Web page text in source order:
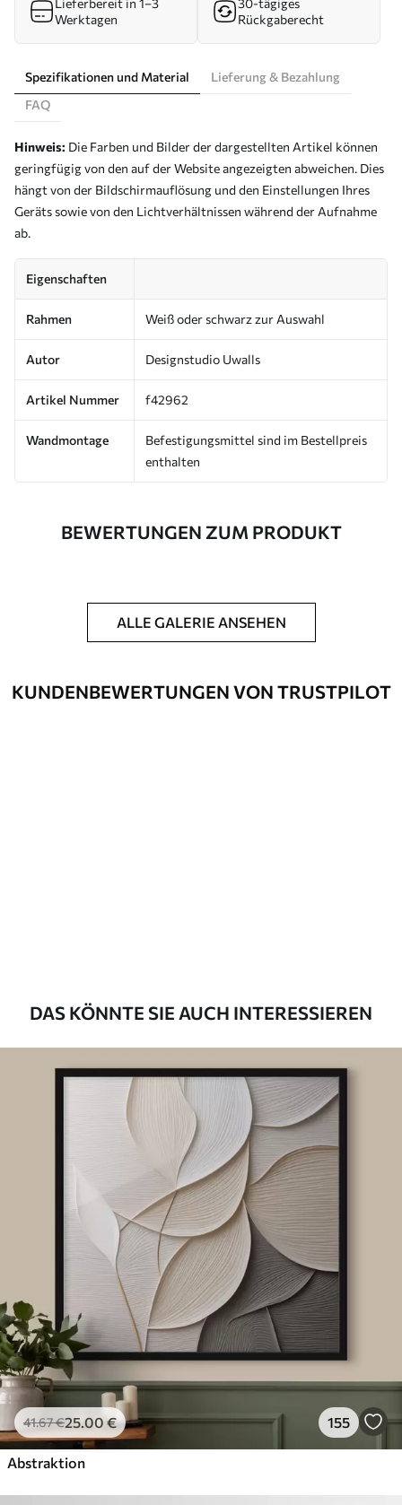
Lieferbereit in 1–3
Werktagen
30-tägiges
Rückgaberecht
Spezifikationen und Material
Lieferung & Bezahlung
FAQ
Hinweis: Die Farben und Bilder der dargestellten Artikel können
geringfügig von den auf der Website angezeigten abweichen. Dies
hängt von der Bildschirmauflösung und den Einstellungen Ihres
Geräts sowie von den Lichtverhältnissen während der Aufnahme
ab.
Eigenschaften
Rahmen Weiß oder schwarz zur Auswahl
Autor Designstudio Uwalls
Artikel Nummer f42962
Wandmontage
Befestigungsmittel sind im Bestellpreis
enthalten
BEWERTUNGEN ZUM PRODUKT
ALLE GALERIE ANSEHEN
KUNDENBEWERTUNGEN VON TRUSTPILOT
DAS KÖNNTE SIE AUCH INTERESSIEREN
41.67€25.00 € 155
Abstraktion